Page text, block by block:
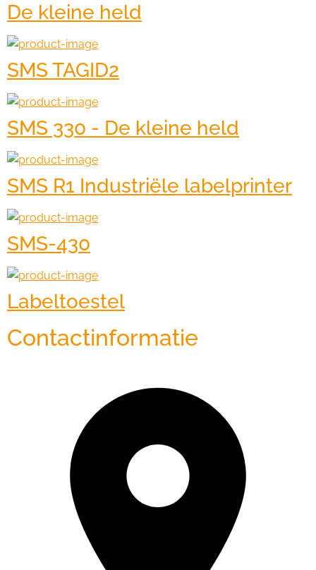
De kleine held
SMS TAGID2
SMS 330 - De kleine held
SMS R1 Industriële labelprinter
SMS-430
Labeltoestel
Contactinformatie